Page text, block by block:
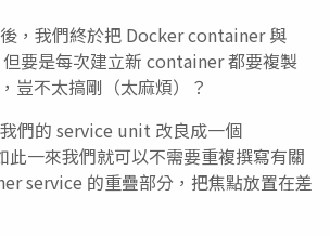
，我們終於把 Docker container 與
要是每次建立新 container 都要複製
豈不太搞剛（太麻煩）？
們的 service unit 改良成一個
一來我們就可以不需要重複撰寫有關
service 的重疊部分，把焦點放置在差